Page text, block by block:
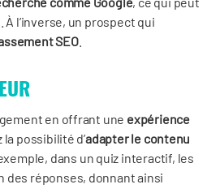
l’inverse, un prospect qui
SEO.
en offrant une expérience
possibilité d’adapter le contenu
dans un quiz interactif, les
réponses, donnant ainsi